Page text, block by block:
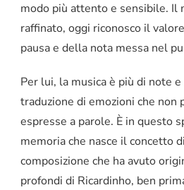
modo più attento e sensibile. Il
raffinato, oggi riconosco il
pausa e della nota messa nel
Per lui, la musica è più di note e
traduzione di emozioni che non
espresse a parole. È in questo
memoria che nasce il concetto di
composizione che ha avuto
profondi di Ricardinho, ben